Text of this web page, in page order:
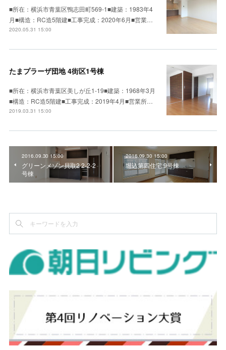
■所在：横浜市青葉区鴨志田町569-1■建築：1983年4
月■構造：RC造5階建■工事完成：2020年6月■営業…
2020.05.31 15:00
たまプラーザ団地 4街区1号棟
■所在：横浜市青葉区美しが丘1-19■建築：1968年3月
■構造：RC造5階建■工事完成：2019年4月■営業所…
2019.03.31 15:00
2016.09.30 15:00
グリーンメゾン貝取2 2-2-2
号棟
2016.09.30 15:00
堀込第四住宅 9号棟